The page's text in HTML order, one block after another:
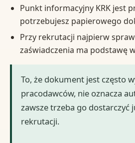
Punkt informacyjny KRK jest
potrzebujesz papierowego
Przy rekrutacji najpierw
zaświadczenia ma podstawę
To, że dokument jest często
pracodawców, nie oznacza
zawsze trzeba go dostarczyć
rekrutacji.